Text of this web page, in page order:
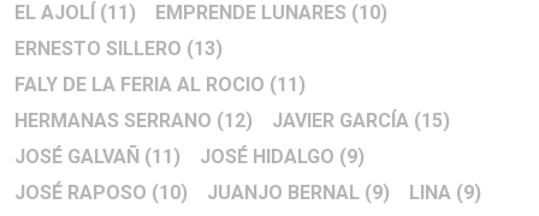
EL AJOLÍ (11) EMPRENDE LUNARES (10)
ERNESTO SILLERO (13)
FALY DE LA FERIA AL ROCIO (11)
HERMANAS SERRANO (12) JAVIER GARCÍA (15)
JOSÉ GALVAÑ (11) JOSÉ HIDALGO (9)
JOSÉ RAPOSO (10) JUANJO BERNAL (9) LINA (9)